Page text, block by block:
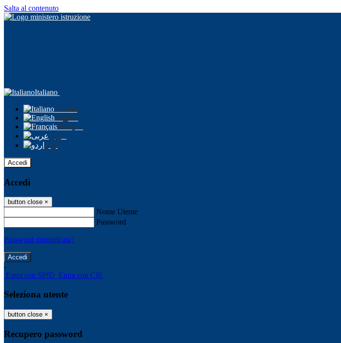
Salta al contenuto
Italiano
Italiano
English
Français
عربى
اردو
Accedi
Accedi
button close ×
Nome Utente
Password
Password dimenticata?
-
Entra con SPID Entra con CIE
Seleziona utente
button close ×
Recupero password